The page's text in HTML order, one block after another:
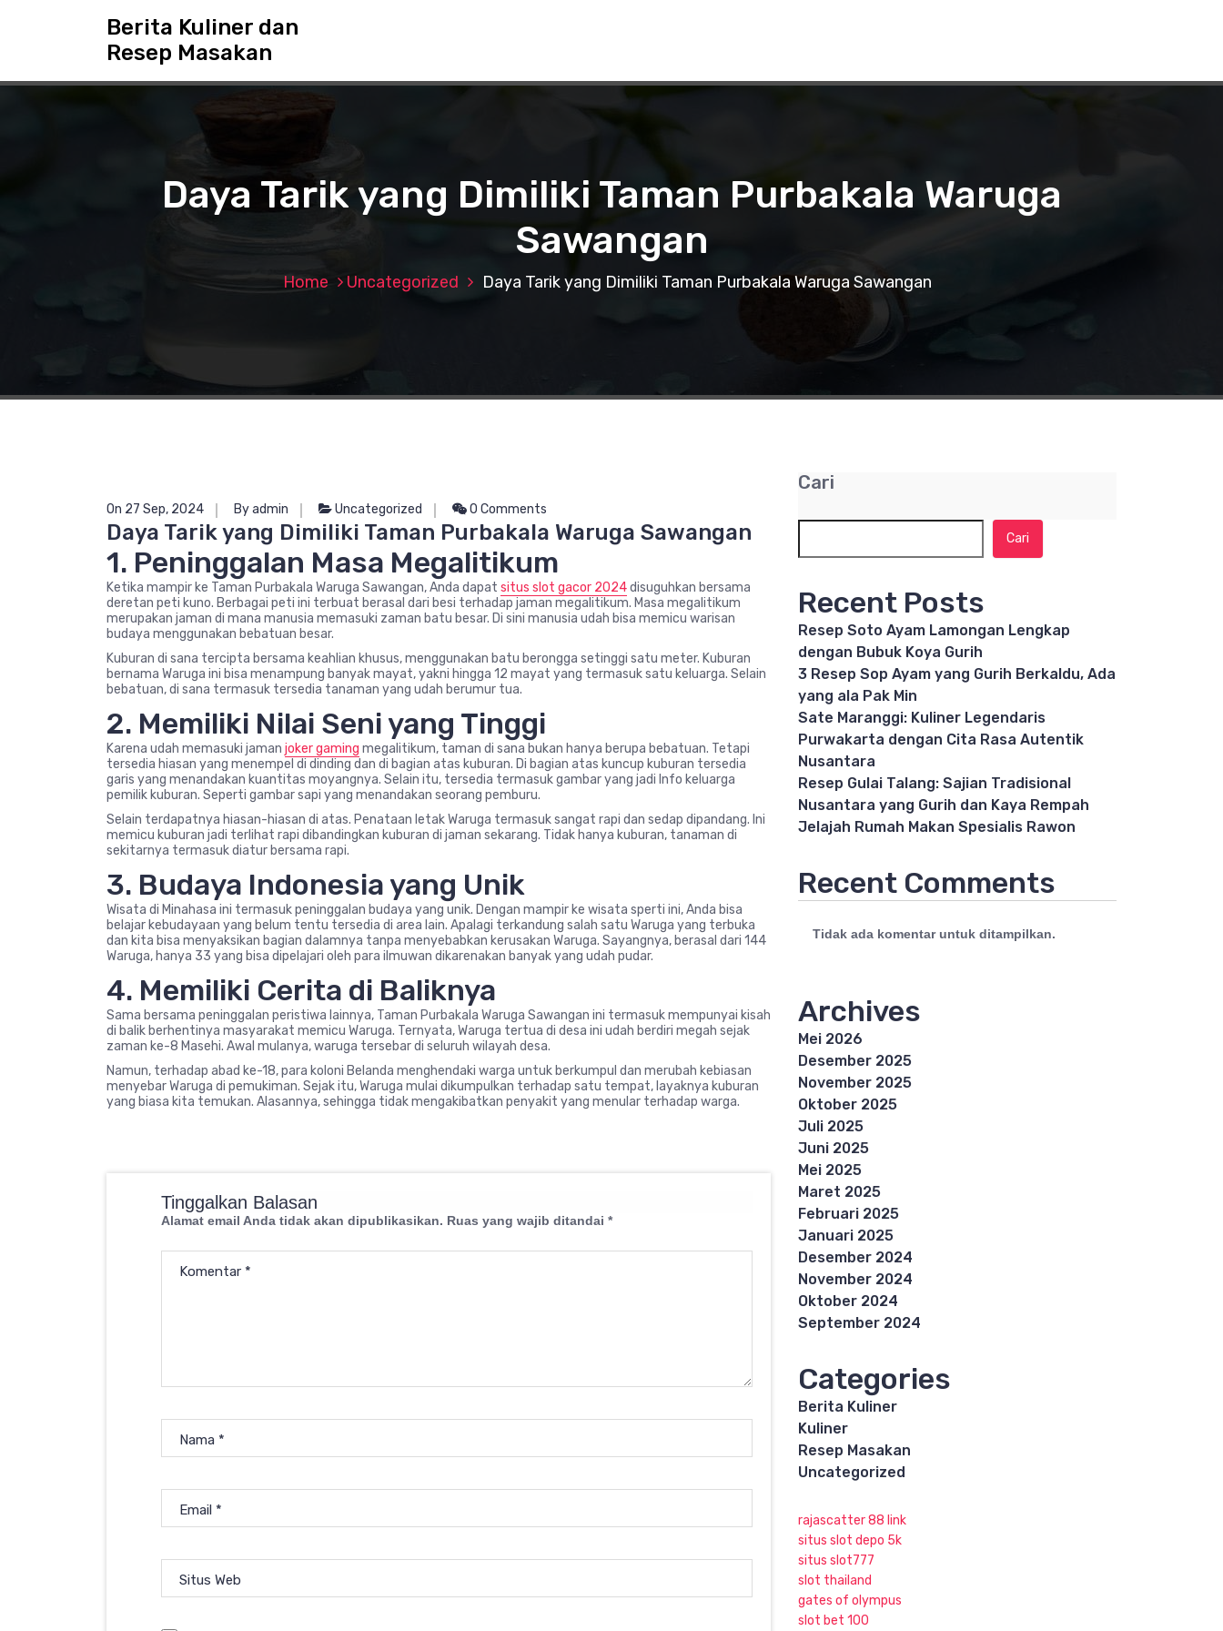
t
Berita Kuliner dan
Resep Masakan
Daya Tarik yang Dimiliki Taman Purbakala Waruga
Sawangan
Home Uncategorized Daya Tarik yang Dimiliki Taman Purbakala Waruga Sawangan
On 27 Sep, 2024 By admin Uncategorized 0 Comments
Daya Tarik yang Dimiliki Taman Purbakala Waruga Sawangan
1. Peninggalan Masa Megalitikum
Ketika mampir ke Taman Purbakala Waruga Sawangan, Anda dapat situs slot gacor 2024disuguhkan bersama
deretan peti kuno. Berbagai peti ini terbuat berasal dari besi terhadap jaman megalitikum. Masa megalitikum
merupakan jaman di mana manusia memasuki zaman batu besar. Di sini manusia udah bisa memicu warisan
budaya menggunakan bebatuan besar.
Kuburan di sana tercipta bersama keahlian khusus, menggunakan batu berongga setinggi satu meter. Kuburan
bernama Waruga ini bisa menampung banyak mayat, yakni hingga 12 mayat yang termasuk satu keluarga. Selain
bebatuan, di sana termasuk tersedia tanaman yang udah berumur tua.
2. Memiliki Nilai Seni yang Tinggi
Karena udah memasuki jaman joker gaming megalitikum, taman di sana bukan hanya berupa bebatuan. Tetapi
tersedia hiasan yang menempel di dinding dan di bagian atas kuburan. Di bagian atas kuncup kuburan tersedia
garis yang menandakan kuantitas moyangnya. Selain itu, tersedia termasuk gambar yang jadi Info keluarga
pemilik kuburan. Seperti gambar sapi yang menandakan seorang pemburu.
Selain terdapatnya hiasan-hiasan di atas. Penataan letak Waruga termasuk sangat rapi dan sedap dipandang. Ini
memicu kuburan jadi terlihat rapi dibandingkan kuburan di jaman sekarang. Tidak hanya kuburan, tanaman di
sekitarnya termasuk diatur bersama rapi.
3. Budaya Indonesia yang Unik
Wisata di Minahasa ini termasuk peninggalan budaya yang unik. Dengan mampir ke wisata sperti ini, Anda bisa
belajar kebudayaan yang belum tentu tersedia di area lain. Apalagi terkandung salah satu Waruga yang terbuka
dan kita bisa menyaksikan bagian dalamnya tanpa menyebabkan kerusakan Waruga. Sayangnya, berasal dari 144
Waruga, hanya 33 yang bisa dipelajari oleh para ilmuwan dikarenakan banyak yang udah pudar.
4. Memiliki Cerita di Baliknya
Sama bersama peninggalan peristiwa lainnya, Taman Purbakala Waruga Sawangan ini termasuk mempunyai kisah
di balik berhentinya masyarakat memicu Waruga. Ternyata, Waruga tertua di desa ini udah berdiri megah sejak
zaman ke-8 Masehi. Awal mulanya, waruga tersebar di seluruh wilayah desa.
Namun, terhadap abad ke-18, para koloni Belanda menghendaki warga untuk berkumpul dan merubah kebiasan
menyebar Waruga di pemukiman. Sejak itu, Waruga mulai dikumpulkan terhadap satu tempat, layaknya kuburan
yang biasa kita temukan. Alasannya, sehingga tidak mengakibatkan penyakit yang menular terhadap warga.
Tinggalkan Balasan
Alamat email Anda tidak akan dipublikasikan. Ruas yang wajib ditandai *
Komentar *
Nama *
Email *
Situs Web
Cari
Cari
Recent Posts
Resep Soto Ayam Lamongan Lengkap
dengan Bubuk Koya Gurih
3 Resep Sop Ayam yang Gurih Berkaldu, Ada
yang ala Pak Min
Sate Maranggi: Kuliner Legendaris
Purwakarta dengan Cita Rasa Autentik
Nusantara
Resep Gulai Talang: Sajian Tradisional
Nusantara yang Gurih dan Kaya Rempah
Jelajah Rumah Makan Spesialis Rawon
Recent Comments
Tidak ada komentar untuk ditampilkan.
Archives
Mei 2026
Desember 2025
November 2025
Oktober 2025
Juli 2025
Juni 2025
Mei 2025
Maret 2025
Februari 2025
Januari 2025
Desember 2024
November 2024
Oktober 2024
September 2024
Categories
Berita Kuliner
Kuliner
Resep Masakan
Uncategorized
rajascatter 88 link
situs slot depo 5k
situs slot777
slot thailand
gates of olympus
slot bet 100